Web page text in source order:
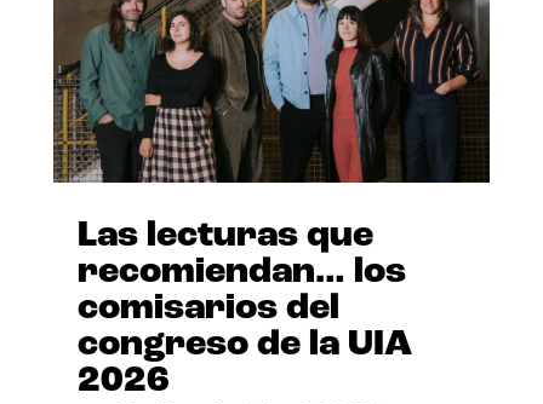
Las lecturas que
recomiendan… los
comisarios del
congreso de la UIA
2026